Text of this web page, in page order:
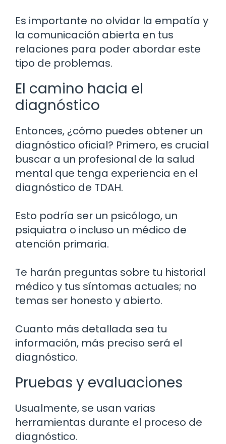
Es importante no olvidar la empatía y
la comunicación abierta en tus
relaciones para poder abordar este
tipo de problemas.
El camino hacia el
diagnóstico
Entonces, ¿cómo puedes obtener un
diagnóstico oficial? Primero, es crucial
buscar a un profesional de la salud
mental que tenga experiencia en el
diagnóstico de TDAH.
Esto podría ser un psicólogo, un
psiquiatra o incluso un médico de
atención primaria.
Te harán preguntas sobre tu historial
médico y tus síntomas actuales; no
temas ser honesto y abierto.
Cuanto más detallada sea tu
información, más preciso será el
diagnóstico.
Pruebas y evaluaciones
Usualmente, se usan varias
herramientas durante el proceso de
diagnóstico.